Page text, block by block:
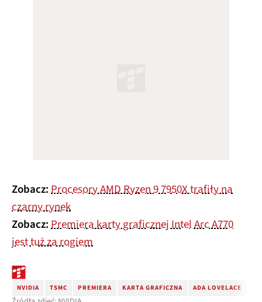
Zobacz:Procesory AMD Ryzen 9 7950X trafiły na
czarny rynek
Zobacz:Premiera karty graficznej Intel Arc A770
jest tuż za rogiem
NVIDIA TSMC PREMIERA KARTA GRAFICZNA ADA LOVELACE